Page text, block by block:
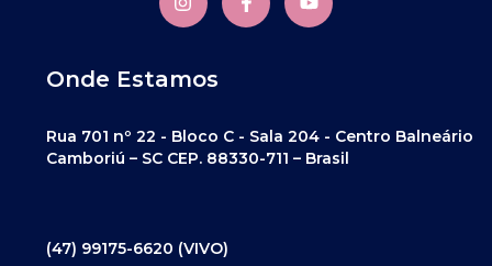
Onde Estamos
Rua 701 nº 22 - Bloco C - Sala 204 - Centro Balneário
Camboriú – SC CEP. 88330-711 – Brasil
(47) 99175-6620 (VIVO)